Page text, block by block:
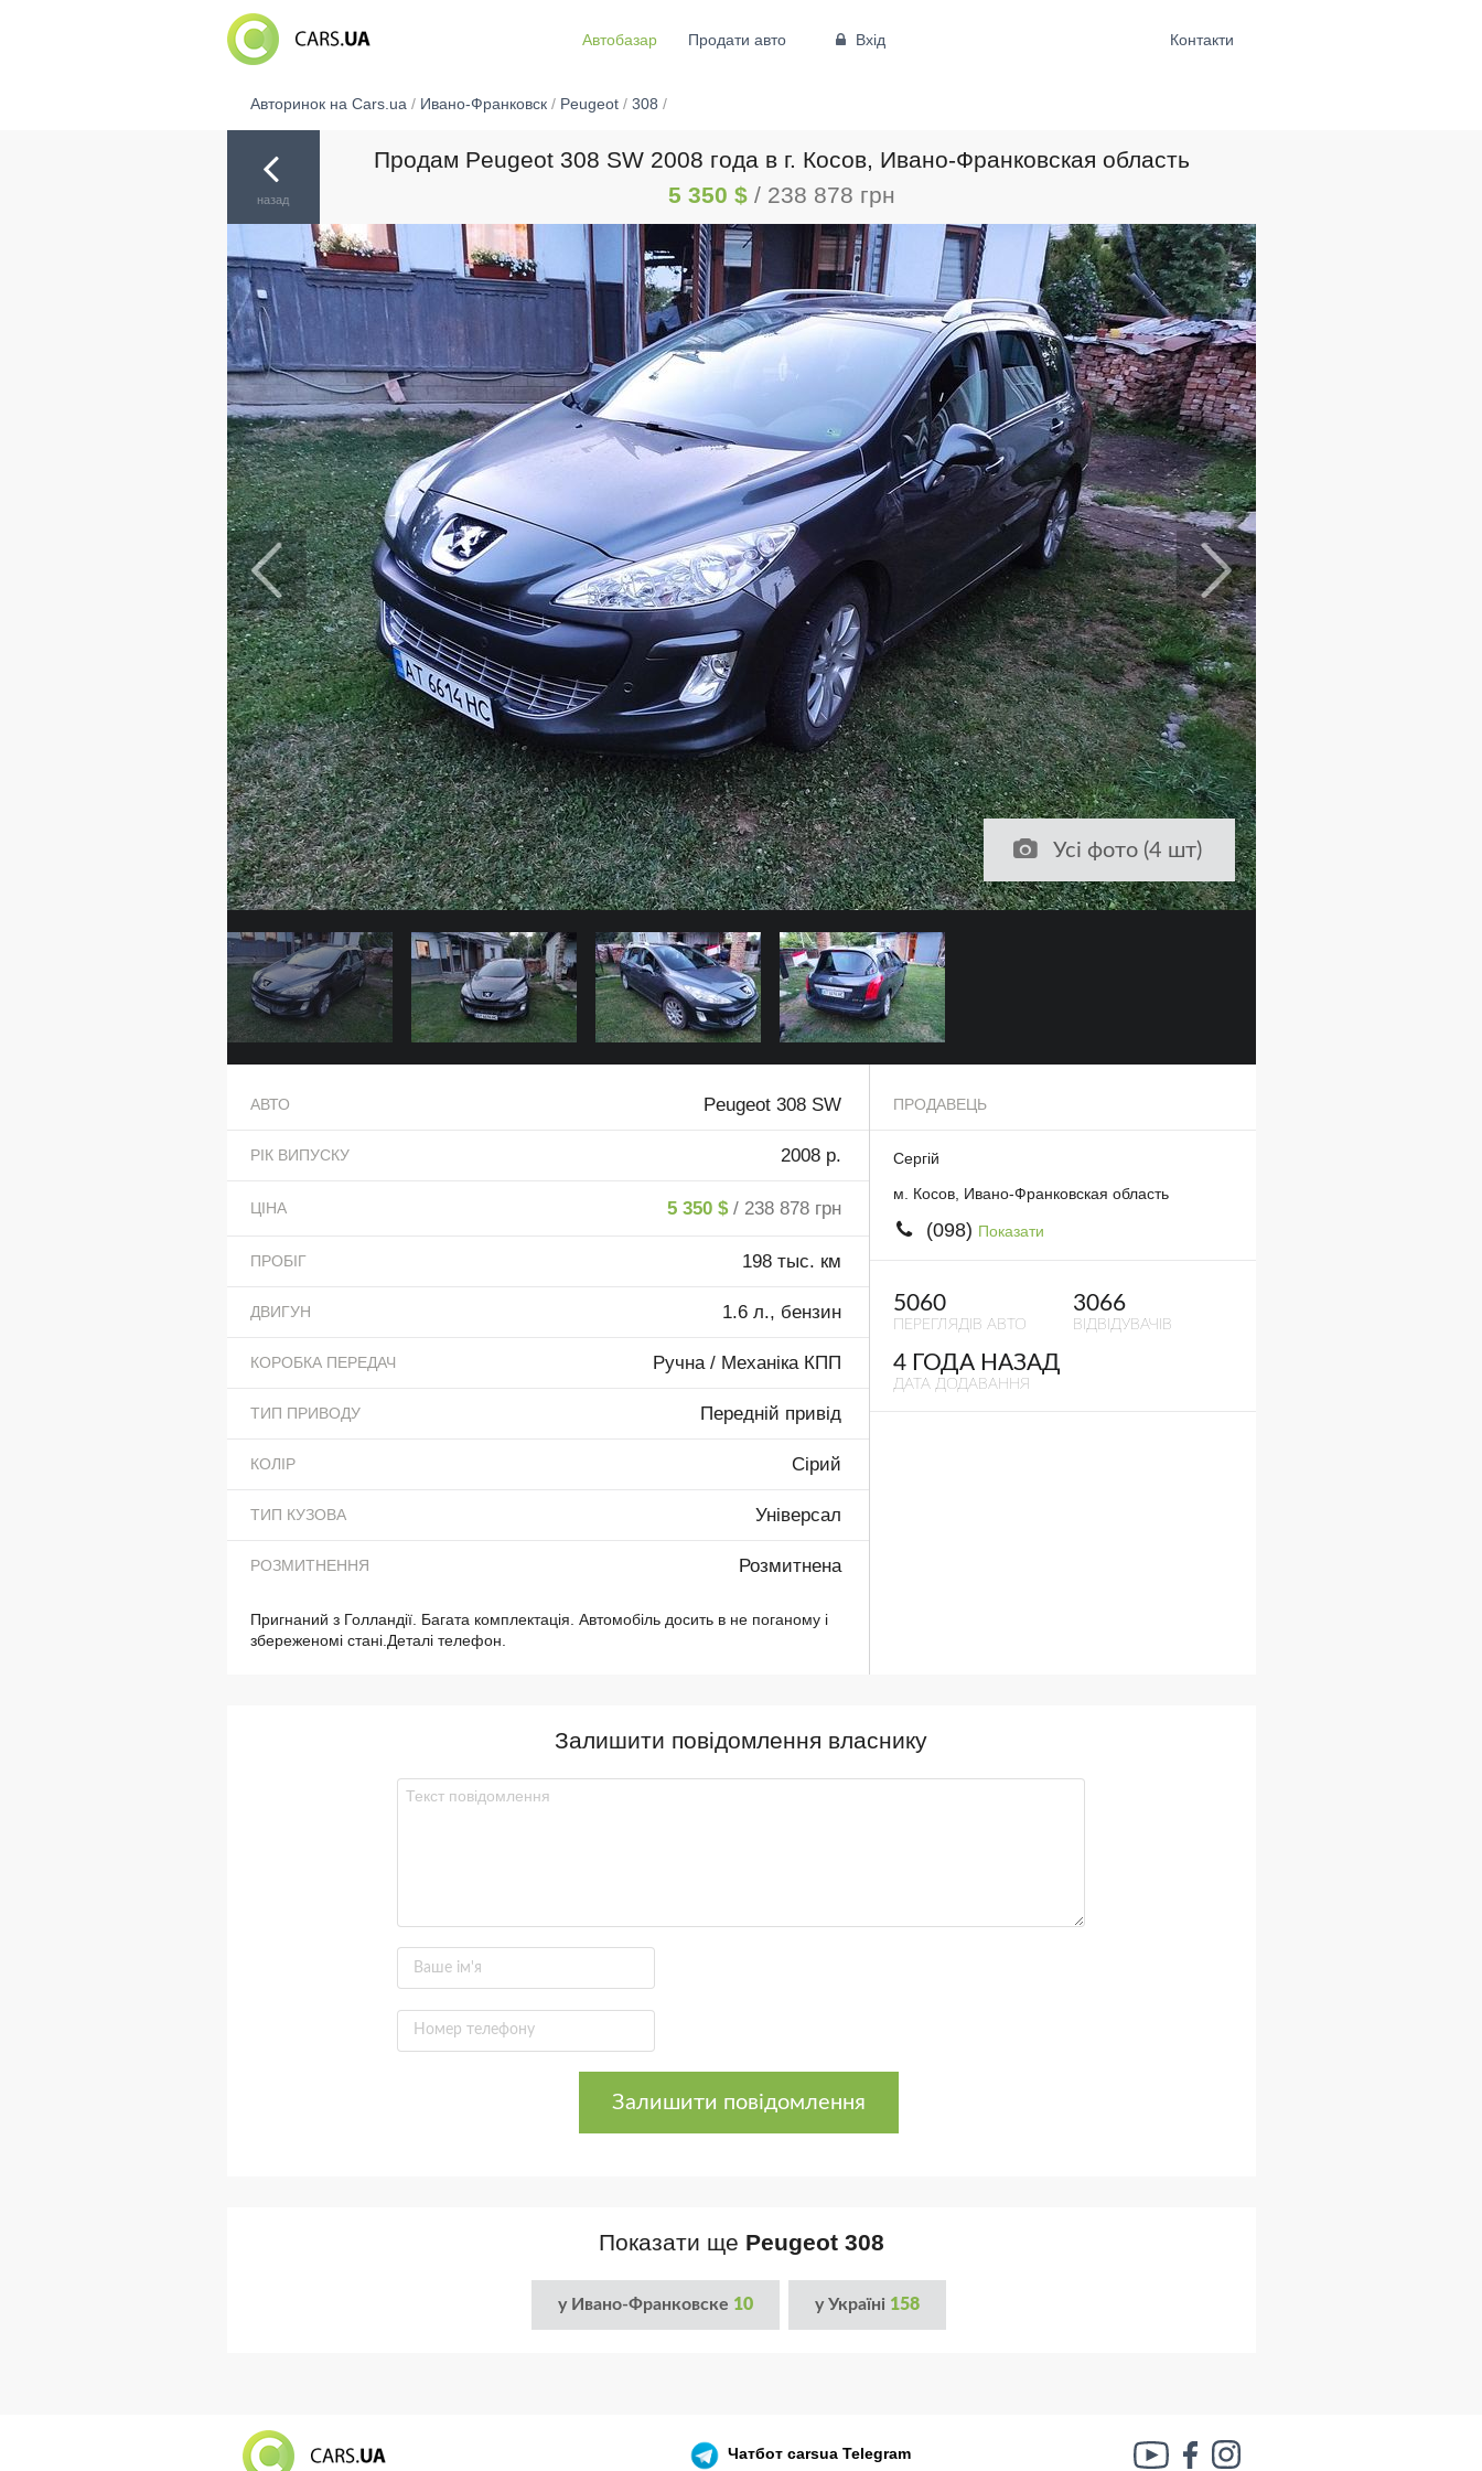
Автобазар Продати авто Вхід Контакти
Авторинок на Cars.ua / Ивано-Франковск/ Peugeot/ 308 /
назад
Продам Peugeot 308 SW 2008 года в г. Косов, Ивано-Франковская область
5 350 $ / 238 878 грн
Усі фото (4 шт)
АВТО Peugeot 308 SW
РІК ВИПУСКУ 2008 р.
ЦІНА 5 350 $ / 238 878 грн
ПРОБІГ 198 тыс. км
ДВИГУН 1.6 л., бензин
КОРОБКА ПЕРЕДАЧ Ручна / Механіка КПП
ТИП ПРИВОДУ Передній привід
КОЛІР Сірий
ТИП КУЗОВА Універсал
РОЗМИТНЕННЯ Розмитнена
Пригнаний з Голландії. Багата комплектація. Автомобіль досить в не поганому і
збереженомі стані.Деталі телефон.
ПРОДАВЕЦЬ
Сергій
м. Косов, Ивано-Франковская область
(098) Показати
5060
ПЕРЕГЛЯДІВ АВТО
3066
ВІДВІДУВАЧІВ
4 ГОДА НАЗАД
ДАТА ДОДАВАННЯ
Залишити повідомлення власнику
Залишити повідомлення
Показати ще Peugeot 308
у Ивано-Франковске 10 у Україні 158
Чатботcarsua Telegram